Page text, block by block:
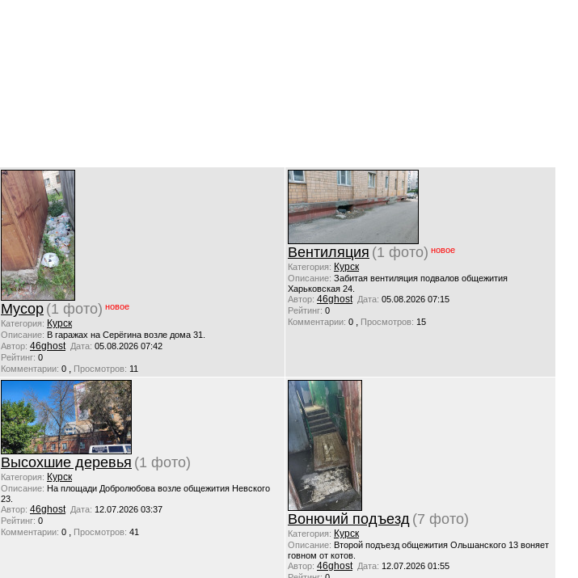
Мусор (1 фото) новое
Категория: Курск
Описание: В гаражах на Серёгина возле дома 31.
Автор: 46ghost Дата: 05.08.2026 07:42
Рейтинг: 0
Комментарии: 0 , Просмотров: 11
Вентиляция (1 фото) новое
Категория: Курск
Описание: Забитая вентиляция подвалов общежития
Харьковская 24.
Автор: 46ghost Дата: 05.08.2026 07:15
Рейтинг: 0
Комментарии: 0 , Просмотров: 15
Высохшие деревья (1 фото)
Категория: Курск
Описание: На площади Добролюбова возле общежития Невского
23.
Автор: 46ghost Дата: 12.07.2026 03:37
Рейтинг: 0
Комментарии: 0 , Просмотров: 41
Вонючий подъезд (7 фото)
Категория: Курск
Описание: Второй подъезд общежития Ольшанского 13 воняет
говном от котов.
Автор: 46ghost Дата: 12.07.2026 01:55